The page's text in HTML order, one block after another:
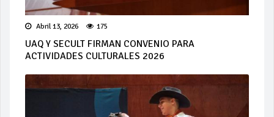
Abril 13, 2026 175
UAQ Y SECULT FIRMAN CONVENIO PARA
ACTIVIDADES CULTURALES 2026